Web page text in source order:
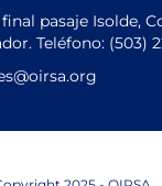
pasaje Isolde,
Teléfono: (503)
@oirsa.org